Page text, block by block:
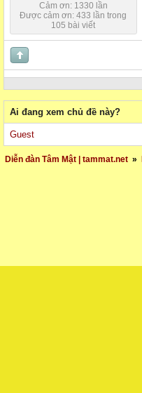
Cảm ơn: 1330 lần
Được cảm ơn: 433 lần trong
105 bài viết
Ai đang xem chủ đề này?
Guest
Diễn đàn Tâm Mật | tammat.net »